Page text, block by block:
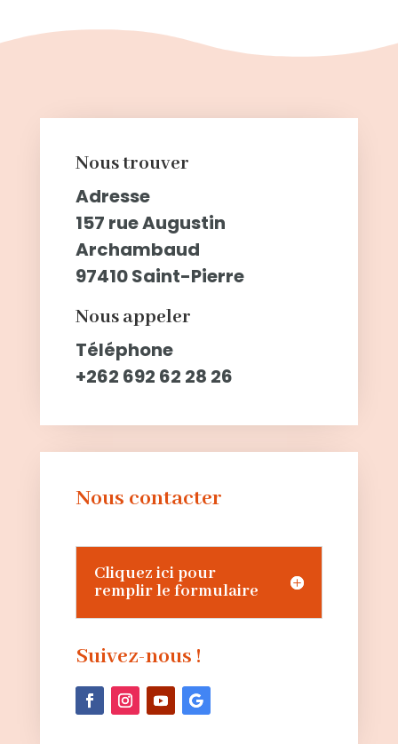
Nous trouver
Adresse
157 rue Augustin
Archambaud
97410 Saint-Pierre
Nous appeler
Téléphone
+262 692 62 28 26
Nous contacter
Cliquez ici pour
remplir le formulaire
Suivez-nous !